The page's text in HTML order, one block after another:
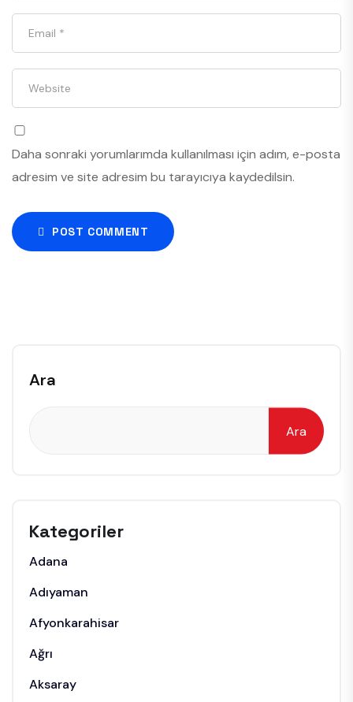
Daha sonraki yorumlarımda kullanılması için adım, e-posta
adresim ve site adresim bu tarayıcıya kaydedilsin.
POST COMMENT
Ara
Ara
Kategoriler
Adana
Adıyaman
Afyonkarahisar
Ağrı
Aksaray